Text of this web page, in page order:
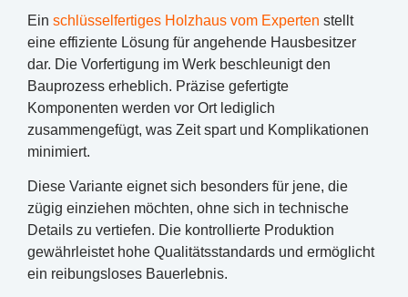
Ein schlüsselfertiges Holzhaus vom Experten stellt
eine effiziente Lösung für angehende Hausbesitzer
dar. Die Vorfertigung im Werk beschleunigt den
Bauprozess erheblich. Präzise gefertigte
Komponenten werden vor Ort lediglich
zusammengefügt, was Zeit spart und Komplikationen
minimiert.
Diese Variante eignet sich besonders für jene, die
zügig einziehen möchten, ohne sich in technische
Details zu vertiefen. Die kontrollierte Produktion
gewährleistet hohe Qualitätsstandards und ermöglicht
ein reibungsloses Bauerlebnis.